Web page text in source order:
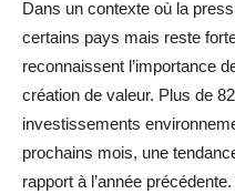
Dans un contexte où la
certains pays mais reste
reconnaissent l’importance
création de valeur. Plus de
investissements
prochains mois, une
rapport à l’année